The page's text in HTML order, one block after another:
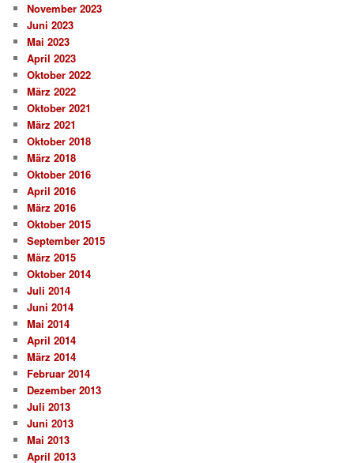
November 2023
Juni 2023
Mai 2023
April 2023
Oktober 2022
März 2022
Oktober 2021
März 2021
Oktober 2018
März 2018
Oktober 2016
April 2016
März 2016
Oktober 2015
September 2015
März 2015
Oktober 2014
Juli 2014
Juni 2014
Mai 2014
April 2014
März 2014
Februar 2014
Dezember 2013
Juli 2013
Juni 2013
Mai 2013
April 2013